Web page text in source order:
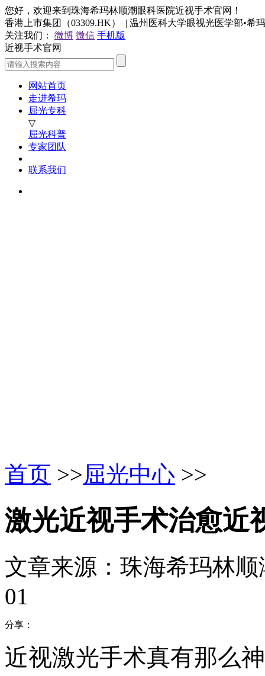
您好，欢迎来到珠海希玛林顺潮眼科医院近视手术官网！
香港上市集团（03309.HK） | 温州医科大学眼视光医学部•希
关注我们：
微博 微信 手机版
近视手术官网
网站首页
走进希玛
屈光专科
▽
屈光科普
专家团队
联系我们
首页 >>屈光中心 >>
激光近视手术治愈近
文章来源：珠海希玛林
01
分享：
近视激光手术真有那么